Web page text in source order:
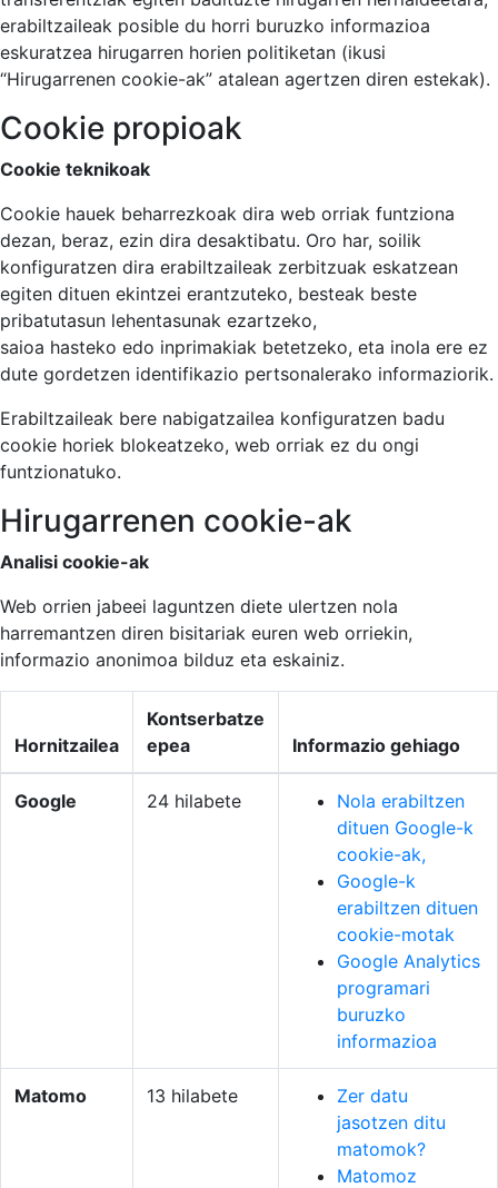
erabiltzaileak posible du horri buruzko informazioa
eskuratzea hirugarren horien politiketan (ikusi
“Hirugarrenen cookie-ak” atalean agertzen diren estekak).
Cookie propioak
Cookie teknikoak
Cookie hauek beharrezkoak dira web orriak funtziona
dezan, beraz, ezin dira desaktibatu. Oro har, soilik
konfiguratzen dira erabiltzaileak zerbitzuak eskatzean
egiten dituen ekintzei erantzuteko, besteak beste
pribatutasun lehentasunak ezartzeko,
saioa hasteko edo inprimakiak betetzeko, eta inola ere ez
dute gordetzen identifikazio pertsonalerako informaziorik.
Erabiltzaileak bere nabigatzailea konfiguratzen badu
cookie horiek blokeatzeko, web orriak ez du ongi
funtzionatuko.
Hirugarrenen cookie-ak
Analisi cookie-ak
Web orrien jabeei laguntzen diete ulertzen nola
harremantzen diren bisitariak euren web orriekin,
informazio anonimoa bilduz eta eskainiz.
Hornitzailea
Kontserbatze
epea
Informazio gehiago
Google 24 hilabete
Nola erabiltzen
dituen Google-k
cookie-ak,
Google-k
erabiltzen dituen
cookie-motak
Google Analytics
programari
buruzko
informazioa
Matomo 13 hilabete
Zer datu
jasotzen ditu
matomok?
Matomoz